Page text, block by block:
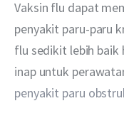
Vaksin flu dapat
penyakit paru-paru
flu sedikit lebih
inap untuk
penyakit paru